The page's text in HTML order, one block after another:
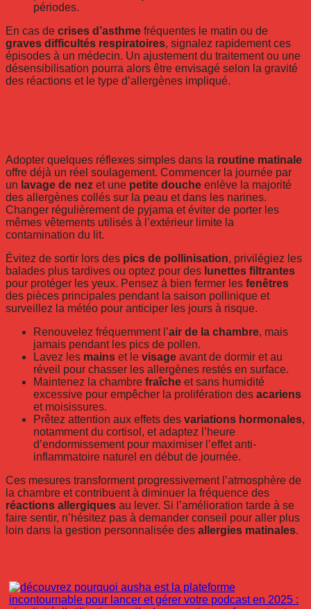
périodes.
En cas de crises d’asthme fréquentes le matin ou de
graves difficultés respiratoires, signalez rapidement ces
épisodes à un médecin. Un ajustement du traitement ou une
désensibilisation pourra alors être envisagé selon la gravité
des réactions et le type d’allergènes impliqué.
Adopter quelques réflexes simples dans la routine matinale
offre déjà un réel soulagement. Commencer la journée par
un lavage de nez et une petite douche enlève la majorité
des allergènes collés sur la peau et dans les narines.
Changer régulièrement de pyjama et éviter de porter les
mêmes vêtements utilisés à l’extérieur limite la
contamination du lit.
Évitez de sortir lors des pics de pollinisation, privilégiez les
balades plus tardives ou optez pour des lunettes filtrantes
pour protéger les yeux. Pensez à bien fermer les fenêtres
des pièces principales pendant la saison pollinique et
surveillez la météo pour anticiper les jours à risque.
Renouvelez fréquemment l’air de la chambre, mais
jamais pendant les pics de pollen.
Lavez les mains et le visage avant de dormir et au
réveil pour chasser les allergènes restés en surface.
Maintenez la chambre fraîche et sans humidité
excessive pour empêcher la prolifération des acariens
et moisissures.
Prêtez attention aux effets des variations hormonales,
notamment du cortisol, et adaptez l’heure
d’endormissement pour maximiser l’effet anti-
inflammatoire naturel en début de journée.
Ces mesures transforment progressivement l’atmosphère de
la chambre et contribuent à diminuer la fréquence des
réactions allergiques au lever. Si l’amélioration tarde à se
faire sentir, n’hésitez pas à demander conseil pour aller plus
loin dans la gestion personnalisée des allergies matinales.